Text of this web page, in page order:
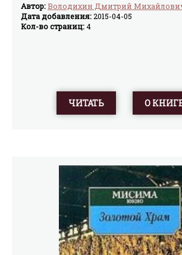
Автор:Володихин Дмитрий
Дата добавления:2015-04-05
Кол-во страниц:4
ЧИТАТЬ О